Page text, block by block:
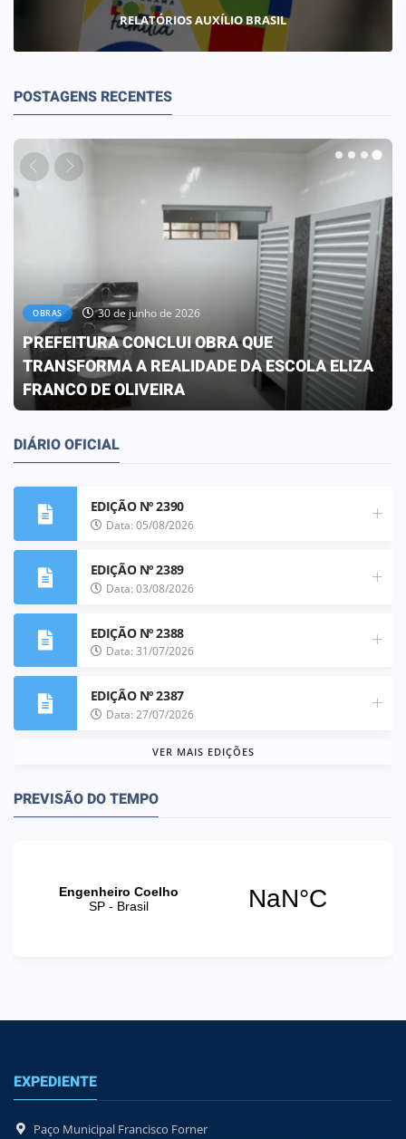
RELATÓRIOS AUXÍLIO BRASIL
POSTAGENS RECENTES
OBRAS 30 de junho de 2026
PREFEITURA CONCLUI OBRA QUE
TRANSFORMA A REALIDADE DA ESCOLA ELIZA
FRANCO DE OLIVEIRA
DIÁRIO OFICIAL
EDIÇÃO Nº 2390
Data: 05/08/2026
EDIÇÃO Nº 2389
Data: 03/08/2026
EDIÇÃO Nº 2388
Data: 31/07/2026
EDIÇÃO Nº 2387
Data: 27/07/2026
VER MAIS EDIÇÕES
PREVISÃO DO TEMPO
EXPEDIENTE
Paço Municipal Francisco Forner